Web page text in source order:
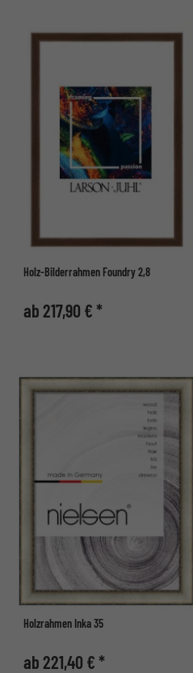
Holz-Bilderrahmen Foundry 2,8
ab 217,90 € *
Holzrahmen Inka 35
ab 221,40 € *